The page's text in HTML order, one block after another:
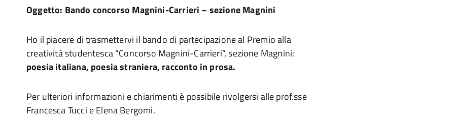
Oggetto: Bando concorso Magnini-Carrieri – sezione Magnini
Ho il piacere di trasmettervi il bando di partecipazione al Premio alla
creatività studentesca “Concorso Magnini-Carrieri”, sezione Magnini:
poesia italiana, poesia straniera, racconto in prosa.
Per ulteriori informazioni e chiarimenti è possibile rivolgersi alle prof.sse
Francesca Tucci e Elena Bergomi.